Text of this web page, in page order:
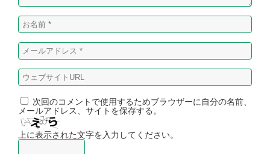
次回のコメントで使用するためブラウザーに自分の名前、
メールアドレス、サイトを保存する。
上に表示された文字を入力してください。